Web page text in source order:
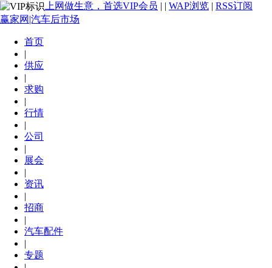
上网做生意，首选VIP会员 | | WAP浏览 | RSS订阅
赢家网|汽车后市场
首页
|
供应
|
求购
|
行情
|
公司
|
展会
|
资讯
|
招商
|
汽车配件
|
专题